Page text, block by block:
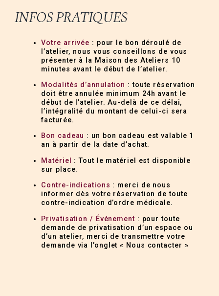
INFOS PRATIQUES
Votre arrivée : pour le bon déroulé de
l’atelier, nous vous conseillons de vous
présenter à la Maison des Ateliers 10
minutes avant le début de l’atelier.
Modalités d’annulation : toute réservation
doit être annulée minimum 24h avant le
début de l’atelier. Au-delà de ce délai,
l’intégralité du montant de celui-ci sera
facturée.
Bon cadeau : un bon cadeau est valable 1
an à partir de la date d’achat.
Matériel
: Tout le matériel est disponible
sur place.
Contre-indications : merci de nous
informer dès votre réservation de toute
contre-indication d’ordre médicale.
Privatisation / Événement : pour toute
demande de privatisation d’un espace ou
d’un atelier, merci de transmettre votre
demande via l’onglet « Nous contacter »